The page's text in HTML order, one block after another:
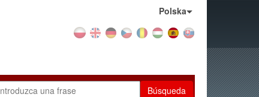
Polska
Búsqueda